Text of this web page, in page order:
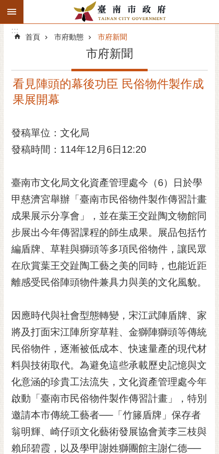
跳到主要內容區塊
搜
階
精彩府城
市府團隊
主題服務
市政資訊
市民互動
黃
偉
哲
螢
光
桐
花
祭
網
站
導
覽
訂
閱
RSS
:::
:::
首頁 市府動態 市府新聞
市府新聞
看見陣頭的幕後功臣 民俗物件製作成
果展開幕
發稿單位：文化局
發稿時間：114年12月6日12:20
臺南市文化局文化資產管理處今（6）日於學
甲慈濟宮舉辦「臺南市民俗物件製作傳習計畫
成果展示分享會」，並在葉王交趾陶文物館同
步展出今年傳習課程的師生成果。展品包括竹
編盾牌、草鞋與獅頭等多項民俗物件，讓民眾
在欣賞葉王交趾陶工藝之美的同時，也能近距
離感受民俗陣頭物件兼具力與美的文化風貌。
因應時代與社會型態轉變，宋江武陣盾牌、家
將及打面宋江陣所穿草鞋、金獅陣獅頭等傳統
民俗物件，逐漸被低成本、快速量產的現代材
料與技術取代。為避免這些承載歷史記憶與文
化意涵的珍貴工法流失，文化資產管理處今年
啟動「臺南市民俗物件製作傳習計畫」，特別
邀請本市傳統工藝者──「竹籐盾牌」保存者
翁明輝、崎仔頭文化藝術發展協會黃李三枝與
賴邱碧霞，以及學甲謝姓獅團館主謝仁德──